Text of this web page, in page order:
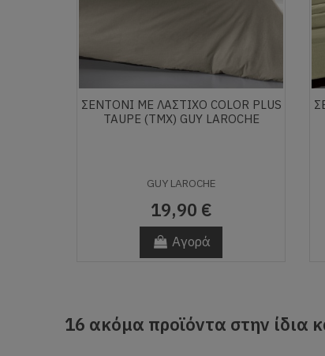
ΣΕΝΤΟΝΙ ΜΕ ΛΑΣΤΙΧΟ COLOR PLUS
TAUPE (ΤΜΧ) GUY LAROCHE
GUY LAROCHE
19,90 €
Αγορά
16 ακόμα προϊόντα στην ίδια